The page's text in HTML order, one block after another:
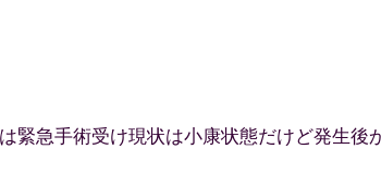
緊急手術受け現状は小康状態だけど発生後